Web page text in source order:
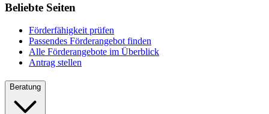
Beliebte Seiten
Förderfähigkeit prüfen
Passendes Förderangebot finden
Alle Förderangebote im Überblick
Antrag stellen
Beratung